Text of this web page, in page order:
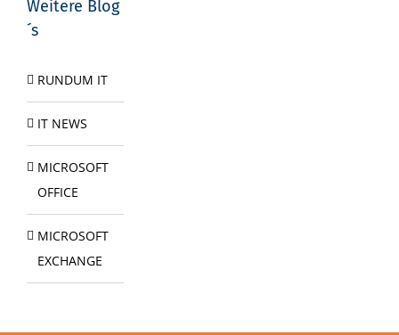
Weitere Blog
´s
RUNDUM IT
IT NEWS
MICROSOFT
OFFICE
MICROSOFT
EXCHANGE